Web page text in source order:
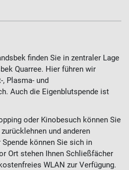
finden Sie in zentraler Lage
Quarree. Hier führen wir
Plasma- und
Auch die Eigenblutspende ist
oder Kinobesuch können Sie
und anderen
können Sie sich in
Ort stehen Ihnen Schließfächer
WLAN zur Verfügung.